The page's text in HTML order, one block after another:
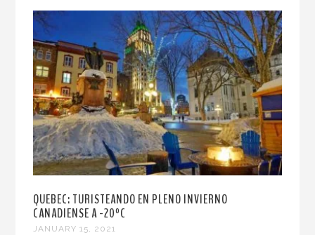
QUEBEC: TURISTEANDO EN PLENO INVIERNO
CANADIENSE A -20ºC
JANUARY 15, 2021